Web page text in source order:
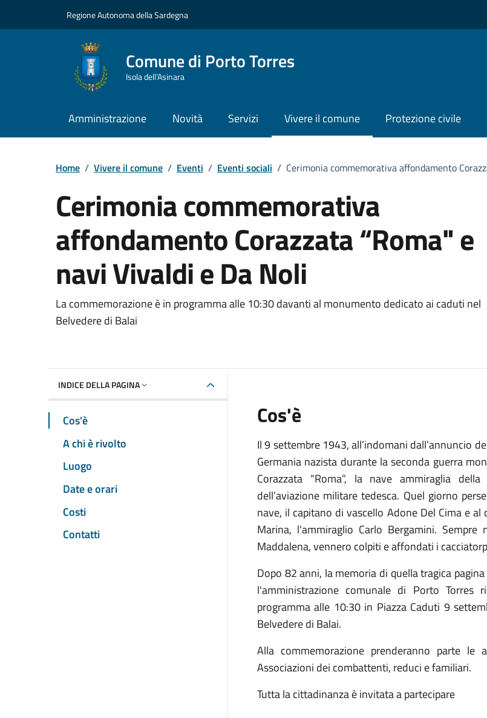
Regione Autonoma della Sardegna
Comune di Porto Torres
Isola dell’Asinara
Amministrazione Novità Servizi Vivere il comune Protezione civile
Home / Vivere il comune / Eventi / Eventi sociali / Cerimonia commemorativa affondamento
Cerimonia commemorativa
affondamento Corazzata “Roma" e
navi Vivaldi e Da Noli
Dettaglio dell'evento
La commemorazione è in programma alle 10:30 davanti al monumento dedicato ai caduti nel
Belvedere di Balai
INDICE DELLA PAGINA
Cos'è
A chi è rivolto
Luogo
Date e orari
Costi
Contatti
Cos'è
Il 9 settembre 1943, all’indomani dall’annuncio
Germania nazista durante la seconda guerra
Corazzata “Roma”, la nave ammiraglia
dell’aviazione militare tedesca. Quel giorno
nave, il capitano di vascello Adone Del Cima e
Marina, l'ammiraglio Carlo Bergamini.
Maddalena, vennero colpiti e affondati i
Dopo 82 anni, la memoria di quella tragica
l'amministrazione comunale di Porto
programma alle 10:30 in Piazza Caduti 9
Belvedere di Balai.
Alla commemorazione prenderanno parte
Associazioni dei combattenti, reduci e familiari.
Tutta la cittadinanza è invitata a partecipare